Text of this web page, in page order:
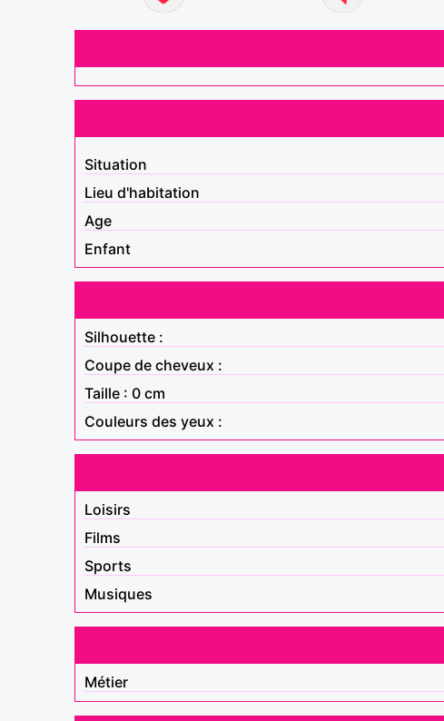
Situation
Lieu d'habitation
Age
Enfant
Silhouette :
Coupe de cheveux :
Taille : 0 cm
Couleurs des yeux :
Loisirs
Films
Sports
Musiques
Métier